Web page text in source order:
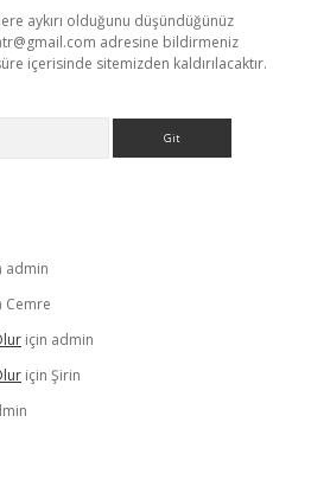
aykırı olduğunu düşündüğünüz
adresine bildirmeniz
içerisinde sitemizden kaldırılacaktır.
admin
Cemre
için admin
için Şirin